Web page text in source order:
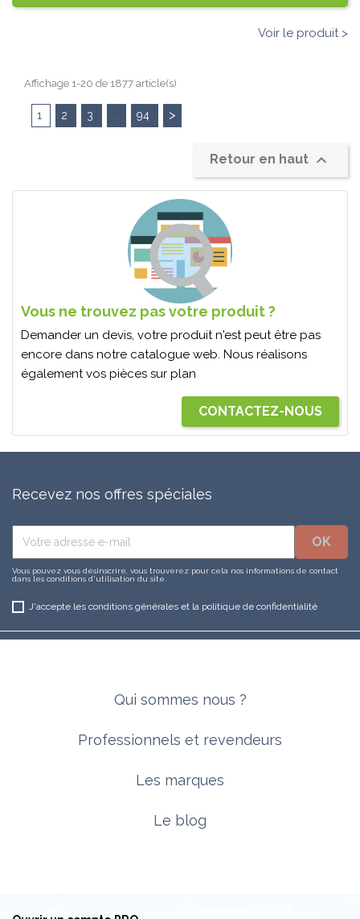
Voir le produit >
Affichage 1-20 de 1877 article(s)
1 2 3 94 >
Retour en haut 
Vous ne trouvez pas votre produit ?
Demander un devis, votre produit n'est peut être pas
encore dans notre catalogue web. Nous réalisons
également vos pièces sur plan
CONTACTEZ-NOUS
Recevez nos offres spéciales
Vous pouvez vous désinscrire, vous trouverez pour cela nos informations de contact
dans les conditions d'utilisation du site.
J'accepte les conditions générales et la politique de confidentialité
Qui sommes nous ?
Professionnels et revendeurs
Les marques
Le blog